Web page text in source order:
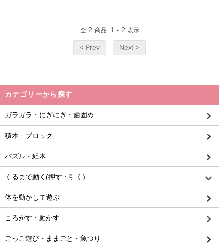
全 2 商品 1 - 2 表示
< Prev Next >
カテゴリーから探す
ガラガラ・にぎにぎ・歯固め
積木・ブロック
パズル・組木
くるまで動く(押す・引く)
体を動かして遊ぶ
ころがす・動かす
ごっこ遊び・ままごと・魚つり